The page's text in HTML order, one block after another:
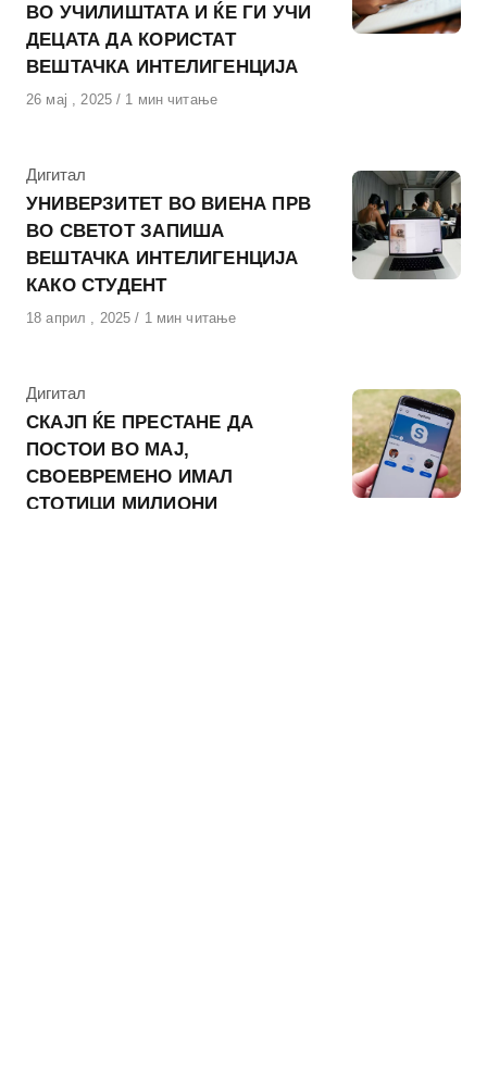
ВО УЧИЛИШТАТА И ЌЕ ГИ УЧИ
ДЕЦАТА ДА КОРИСТАТ
ВЕШТАЧКА ИНТЕЛИГЕНЦИЈА
Објавено
26 мај , 2025 1 мин читање
КАтегорија
Дигитал
УНИВЕРЗИТЕТ ВО ВИЕНА ПРВ
ВО СВЕТОТ ЗАПИША
ВЕШТАЧКА ИНТЕЛИГЕНЦИЈА
КАКО СТУДЕНТ
Објавено
18 април , 2025 1 мин читање
КАтегорија
Дигитал
СКАЈП ЌЕ ПРЕСТАНЕ ДА
ПОСТОИ ВО МАЈ,
СВОЕВРЕМЕНО ИМАЛ
СТОТИЦИ МИЛИОНИ